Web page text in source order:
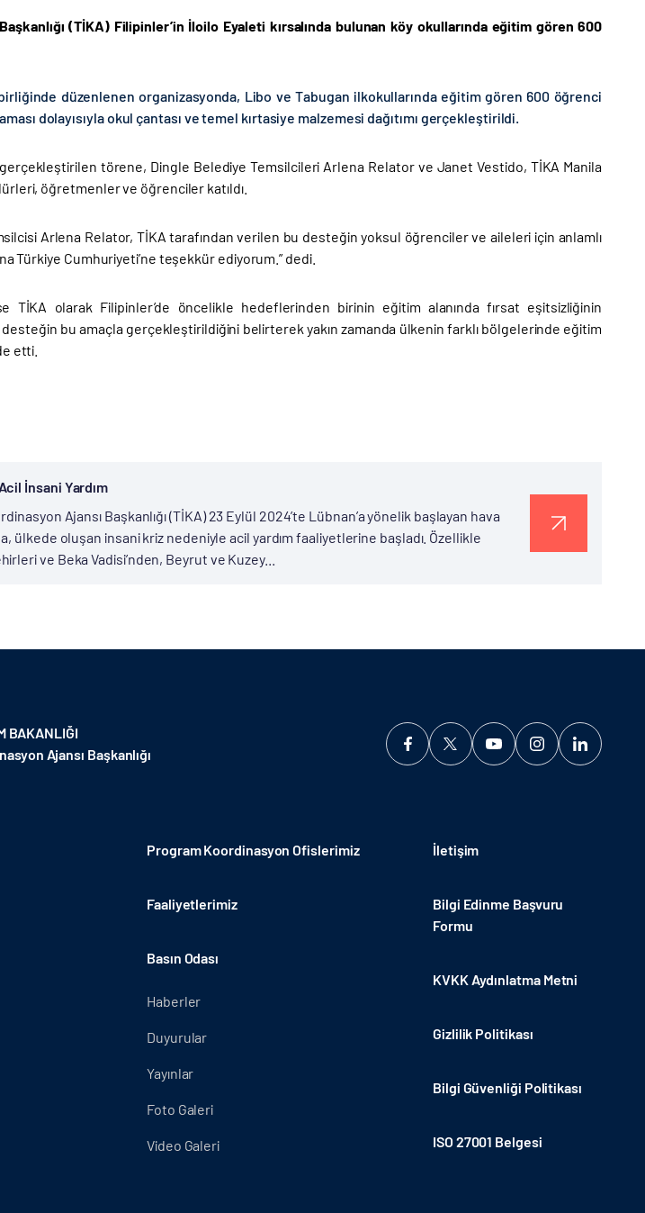
(TİKA) Filipinler’in İloilo Eyaleti kırsalında bulunan köy okullarında eğitim gören 600
düzenlenen organizasyonda, Libo ve Tabugan ilkokullarında eğitim gören 600 öğrenci
dolayısıyla okul çantası ve temel kırtasiye malzemesi dağıtımı gerçekleştirildi.
törene, Dingle Belediye Temsilcileri Arlena Relator ve Janet Vestido, TİKA Manila
öğretmenler ve öğrenciler katıldı.
Arlena Relator, TİKA tarafından verilen bu desteğin yoksul öğrenciler ve aileleri için anlamlı
Türkiye Cumhuriyeti’ne teşekkür ediyorum.” dedi.
TİKA olarak Filipinler’de öncelikle hedeflerinden birinin eğitim alanında fırsat eşitsizliğinin
bu amaçla gerçekleştirildiğini belirterek yakın zamanda ülkenin farklı bölgelerinde eğitim
etti.
İnsani Yardım
Ajansı Başkanlığı (TİKA) 23 Eylül 2024’te Lübnan’a yönelik başlayan hava
ülkede oluşan insani kriz nedeniyle acil yardım faaliyetlerine başladı. Özellikle
ve Beka Vadisi’nden, Beyrut ve Kuzey...
BAKANLIĞI
Ajansı Başkanlığı
Program Koordinasyon Ofislerimiz
Faaliyetlerimiz
Basın Odası
Haberler
Duyurular
Yayınlar
Foto Galeri
Video Galeri
İletişim
Bilgi Edinme Başvuru
Formu
KVKK Aydınlatma Metni
Gizlilik Politikası
Bilgi Güvenliği Politikası
ISO 27001 Belgesi